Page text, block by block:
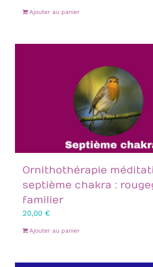
Ajouter au panier
Ornithothérapie
septième chakra :
familier
20,00 €
Ajouter au panier